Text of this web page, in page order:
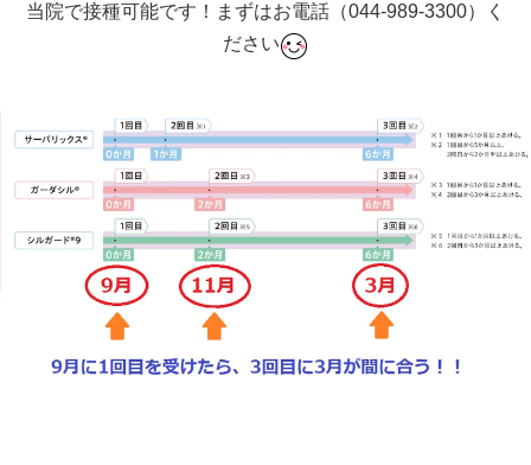
当院で接種可能です！まずはお電話（044-989-3300）く
ださい